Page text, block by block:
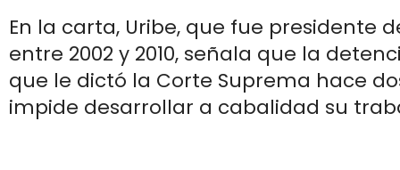
En la carta, Uribe, que fue presidente
entre 2002 y 2010, señala que la
que le dictó la Corte Suprema hace
impide desarrollar a cabalidad su